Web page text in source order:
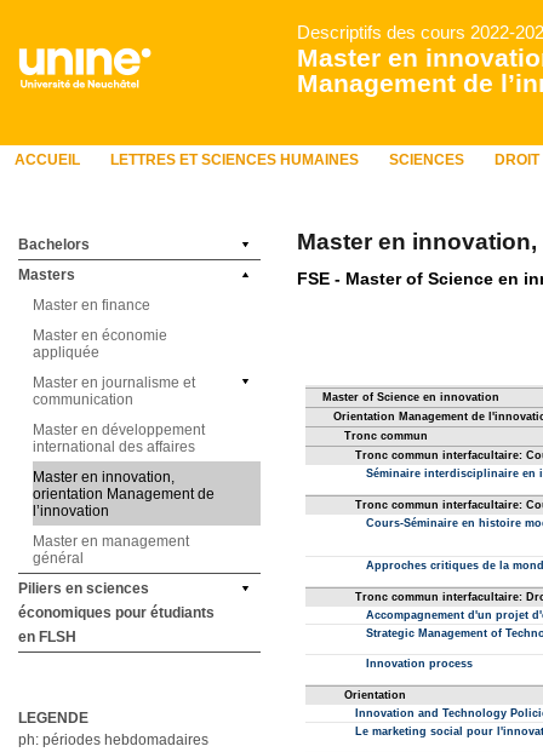
Descriptifs des cours 2022-
Master en
Management de
ACCUEIL LETTRES ET SCIENCES HUMAINES SCIENCES DROIT
Bachelors
Masters
Master en finance
Master en économie
appliquée
Master en journalisme et
communication
Master en développement
international des affaires
Master en innovation,
orientation Management de
l’innovation
Master en management
général
Piliers en sciences
économiques pour étudiants
en FLSH
LEGENDE
ph: périodes hebdomadaires
Master en